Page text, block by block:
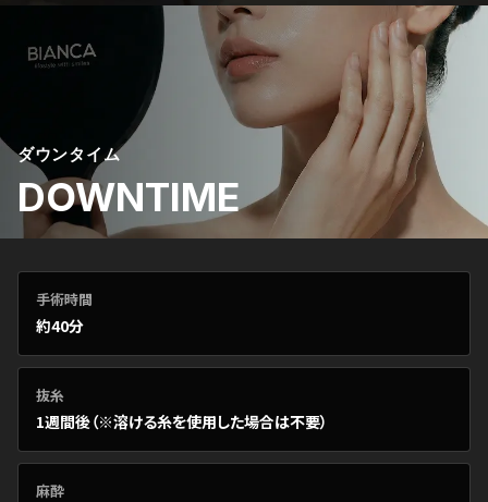
ダウンタイム
DOWNTIME
手術時間
約40分
抜糸
1週間後（※溶ける糸を使用した場合は不要）
麻酔